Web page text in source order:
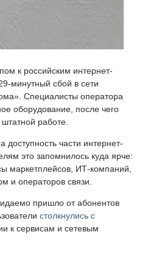
к российским интернет-
минутный сбой в сети
Специалисты оператора
оборудование, после чего
работе.
доступность части интернет-
это запомнилось куда ярче:
маркетплейсов, ИТ-компаний,
и операторов связи.
пришло от абонентов
столкнулись с
к сервисам и сетевым